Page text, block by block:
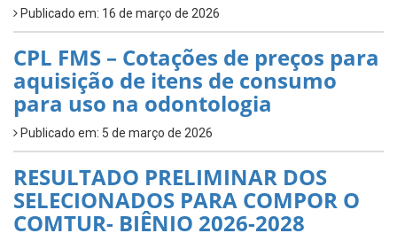
Publicado em: 16 de março de 2026
CPL FMS – Cotações de preços para
aquisição de itens de consumo
para uso na odontologia
Publicado em: 5 de março de 2026
RESULTADO PRELIMINAR DOS
SELECIONADOS PARA COMPOR O
COMTUR- BIÊNIO 2026-2028